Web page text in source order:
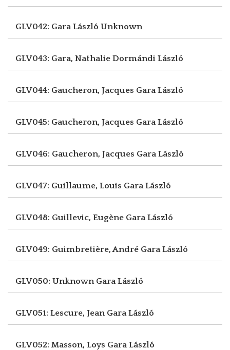
GLV042: Gara László Unknown
GLV043: Gara, Nathalie Dormándi László
GLV044: Gaucheron, Jacques Gara László
GLV045: Gaucheron, Jacques Gara László
GLV046: Gaucheron, Jacques Gara László
GLV047: Guillaume, Louis Gara László
GLV048: Guillevic, Eugène Gara László
GLV049: Guimbretière, André Gara László
GLV050: Unknown Gara László
GLV051: Lescure, Jean Gara László
GLV052: Masson, Loys Gara László